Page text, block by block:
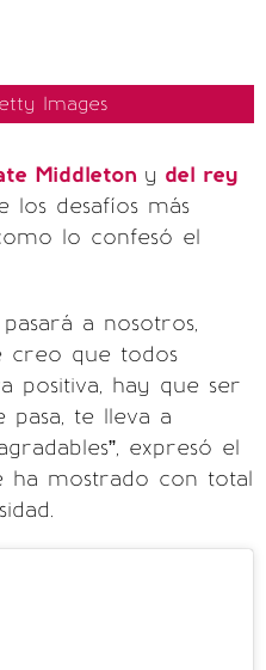
Images
Middleton y del rey
los desafíos más
lo confesó el
pasará a nosotros,
creo que todos
positiva, hay que ser
pasa, te lleva a
expresó el
ha mostrado con total